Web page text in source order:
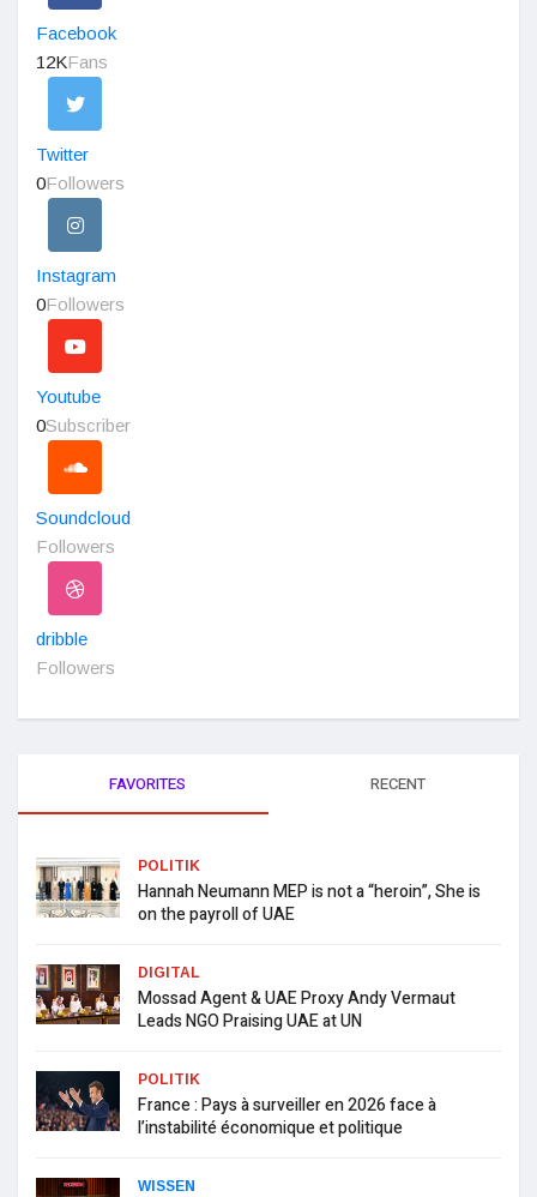
Facebook
12KFans
Twitter
0Followers
Instagram
0Followers
Youtube
0Subscriber
Soundcloud
Followers
dribble
Followers
FAVORITES RECENT
POLITIK
Hannah Neumann MEP is not a “heroin”, She is
on the payroll of UAE
DIGITAL
Mossad Agent & UAE Proxy Andy Vermaut
Leads NGO Praising UAE at UN
POLITIK
France : Pays à surveiller en 2026 face à
l’instabilité économique et politique
WISSEN